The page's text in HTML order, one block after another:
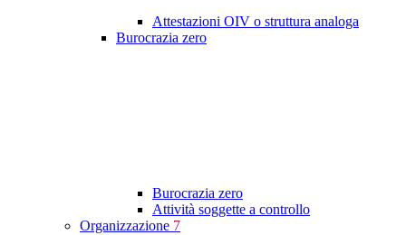
Attestazioni OIV o struttura analoga
Burocrazia zero
Burocrazia zero
Attività soggette a controllo
Organizzazione 7